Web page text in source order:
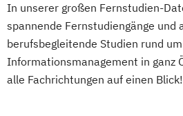
In unserer großen Fernstudien-
spannende Fernstudiengänge und
berufsbegleitende Studien rund um
Informationsmanagement in ganz
alle Fachrichtungen auf einen Blick!